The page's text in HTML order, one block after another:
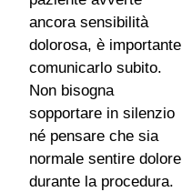
ancora sensibilità
dolorosa, è importante
comunicarlo subito.
Non bisogna
sopportare in silenzio
né pensare che sia
normale sentire dolore
durante la procedura.